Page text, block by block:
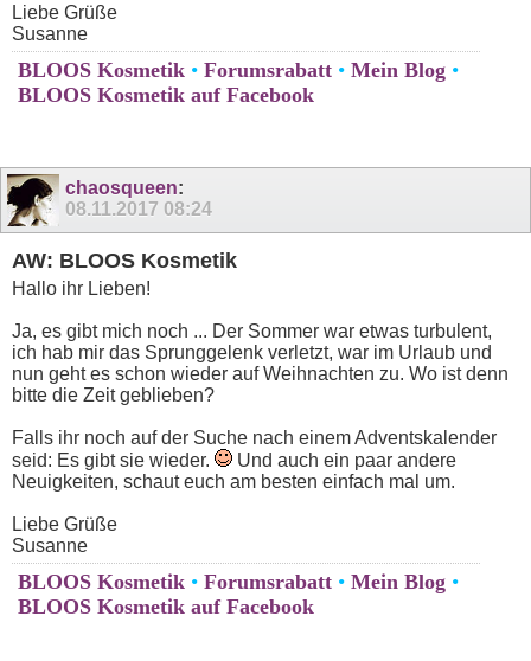
Liebe Grüße
Susanne
BLOOS Kosmetik • Forumsrabatt • Mein Blog •
BLOOS Kosmetik auf Facebook
chaosqueen:
08.11.2017 08:24
AW: BLOOS Kosmetik
Hallo ihr Lieben!
Ja, es gibt mich noch ... Der Sommer war etwas turbulent,
ich hab mir das Sprunggelenk verletzt, war im Urlaub und
nun geht es schon wieder auf Weihnachten zu. Wo ist denn
bitte die Zeit geblieben?
Falls ihr noch auf der Suche nach einem Adventskalender
seid: Es gibt sie wieder.
Und auch ein paar andere
Neuigkeiten, schaut euch am besten einfach mal um.
Liebe Grüße
Susanne
BLOOS Kosmetik • Forumsrabatt • Mein Blog •
BLOOS Kosmetik auf Facebook